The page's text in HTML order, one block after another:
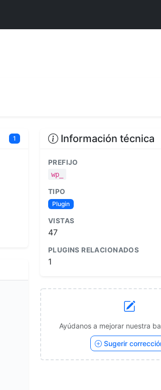
1 Información técnica
PREFIJO
wp_
TIPO
Plugin
VISTAS
47
PLUGINS RELACIONADOS
1
Ayúdanos a mejorar nuestra
Sugerir